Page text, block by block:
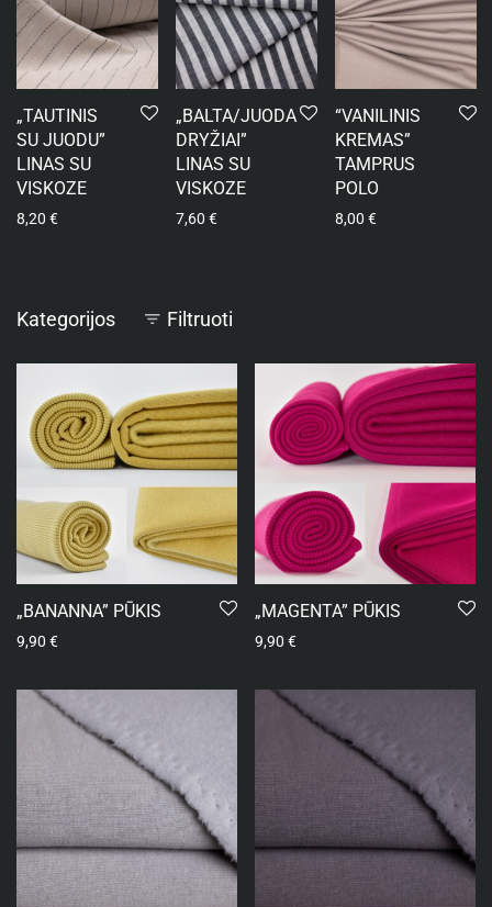
„TAUTINIS
SU JUODU”
LINAS SU
VISKOZE
8,20 €
„BALTA/JUODA
DRYŽIAI”
LINAS SU
VISKOZE
7,60 €
“VANILINIS
KREMAS”
TAMPRUS
POLO
8,00 €
Kategorijos Filtruoti
„BANANNA” PŪKIS
9,90 €
„MAGENTA” PŪKIS
9,90 €